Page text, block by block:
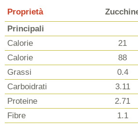
Proprietà
Principali
Calorie
21
Calorie
88
Grassi
0.4
Carboidrati
3.11
Proteine
2.71
Fibre
1.1